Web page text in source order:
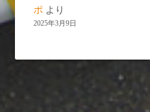
ポ より
2025年3月9日